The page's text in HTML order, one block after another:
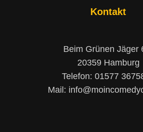
Kontakt
Beim Grünen Jäger
20359 Hamburg
Telefon: 01577
Mail: